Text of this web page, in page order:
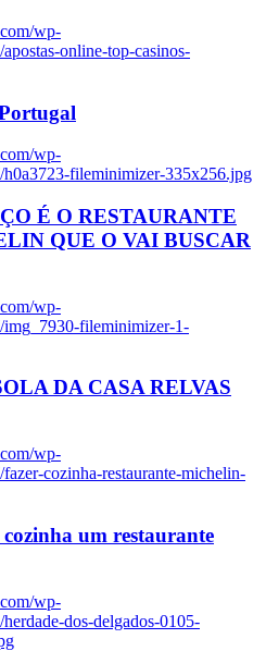
wp-
online-top-casinos-
wp-
h0a3723-fileminimizer-335x256.jpg
É O RESTAURANTE
QUE O VAI BUSCAR
wp-
img_7930-fileminimizer-1-
DA CASA RELVAS
wp-
cozinha-restaurante-michelin-
um restaurante
wp-
dos-delgados-0105-